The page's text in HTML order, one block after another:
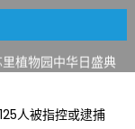
Darek演绎一场古筝
植物园中华日盛典
界亲身体验划行乐
人被指控或逮捕